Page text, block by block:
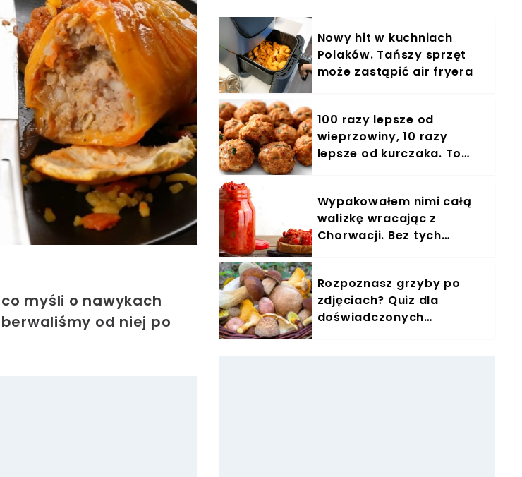
myśli o nawykach
od niej po
Nowy hit w kuchniach
Polaków. Tańszy sprzęt
może zastąpić air fryera
100 razy lepsze od
wieprzowiny, 10 razy
lepsze od kurczaka. To
Wypakowałem nimi całą
walizkę wracając z
Chorwacji. Bez tych
Rozpoznasz grzyby po
zdjęciach? Quiz dla
doświadczonych